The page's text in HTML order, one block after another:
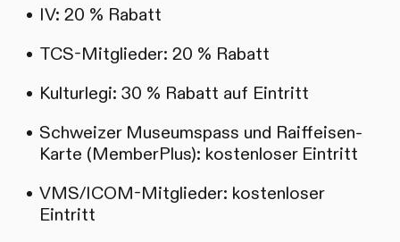
IV: 20 % Rabatt
TCS-Mitglieder: 20 % Rabatt
Kulturlegi: 30 % Rabatt auf Eintritt
Schweizer Museumspass und Raiffeisen-
Karte (MemberPlus): kostenloser Eintritt
VMS/ICOM-Mitglieder: kostenloser
Eintritt